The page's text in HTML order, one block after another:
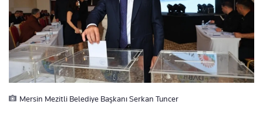
Mersin Mezitli Belediye Başkanı Serkan Tuncer